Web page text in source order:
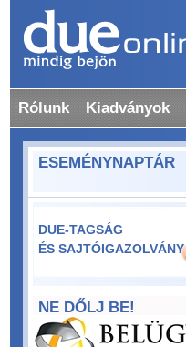
Rólunk Kiadványok
ESEMÉNYNAPTÁR
DUE-TAGSÁG
ÉS SAJTÓIGAZOLVÁNY
NE DŐLJ BE!